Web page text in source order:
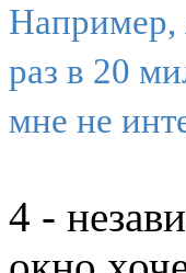
Например,
раз в 20
мне не
4 -